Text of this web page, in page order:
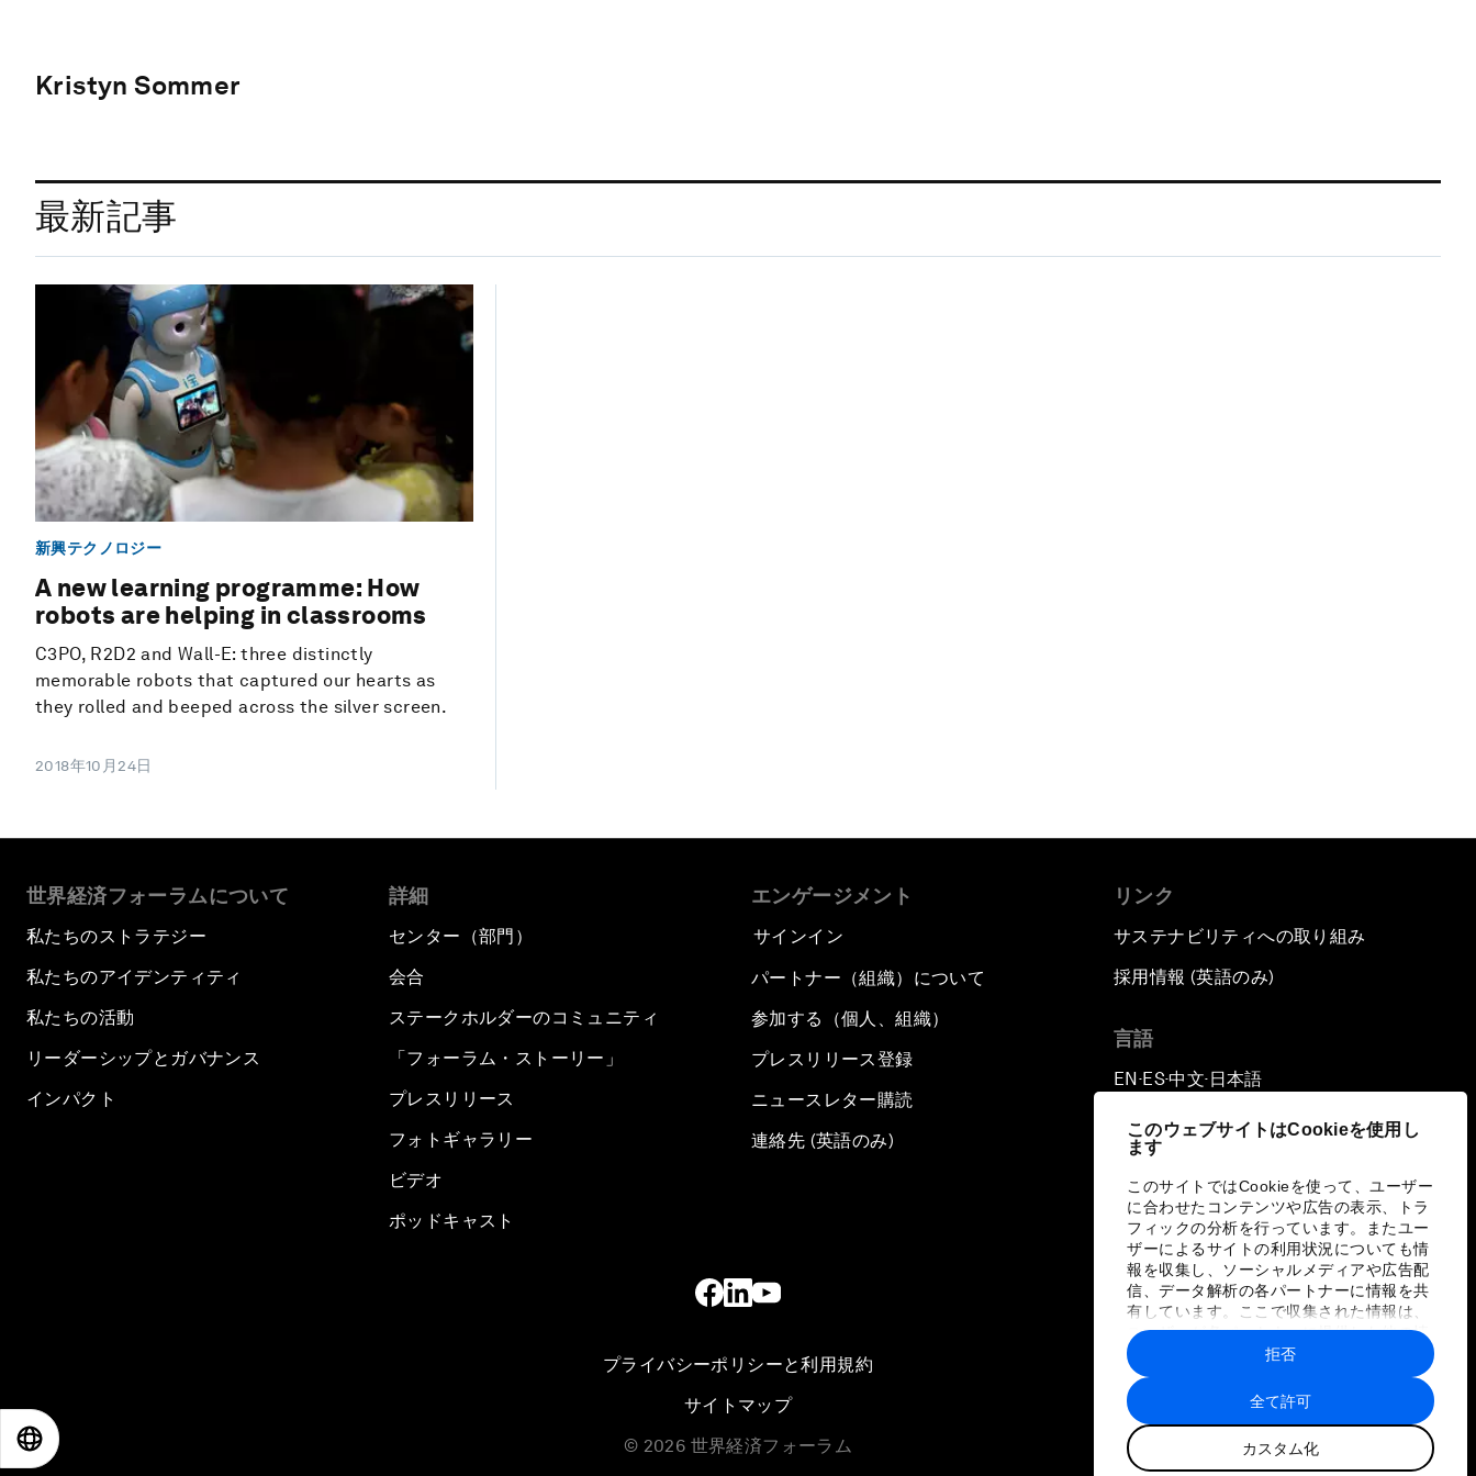
このウェブサイトはCookieを使用し
ます
このサイトではCookieを使って、ユーザー
に合わせたコンテンツや広告の表示、トラ
フィックの分析を行っています。またユー
ザーによるサイトの利用状況についても情
報を収集し、ソーシャルメディアや広告配
信、データ解析の各パートナーに情報を共
有しています。ここで収集された情報は、
ユーザーが各パートナーに提供した他の情
報や各パートナーのサービスを使用した際
に収集された情報と組み合わされ、各パー
トナーによって使用されることがありま
す。
全て許可
カスタム化
拒否
Kristyn Sommer
最新記事
新興テクノロジー
A new learning programme: How
robots are helping in classrooms
C3PO, R2D2 and Wall-E: three distinctly
memorable robots that captured our hearts as
they rolled and beeped across the silver screen.
2018年10月24日
世界経済フォーラムについて
私たちのストラテジー
私たちのアイデンティティ
私たちの活動
リーダーシップとガバナンス
インパクト
詳細
センター（部門）
会合
ステークホルダーのコミュニティ
「フォーラム・ストーリー」
プレスリリース
フォトギャラリー
ビデオ
ポッドキャスト
エンゲージメント
サインイン
パートナー（組織）について
参加する（個人、組織）
プレスリリース登録
ニュースレター購読
連絡先 (英語のみ)
リンク
サステナビリティへの取り組み
採用情報 (英語のみ)
言語
EN ▪ ES▪中文▪ 日本語
プライバシーポリシーと利用規約
サイトマップ
© 2026 世界経済フォーラム